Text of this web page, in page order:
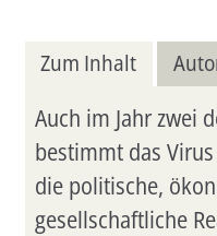
Zum Inhalt
Auch im Jahr zwei
bestimmt das
die politische,
gesellschaftliche